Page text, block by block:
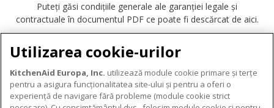
Puteți găsi condițiile generale ale garanției legale și
contractuale în documentul PDF ce poate fi descărcat de aici.
DESCĂRCARE GARANȚIE
Utilizarea cookie-urilor
KitchenAid Europa, Inc. utilizează module cookie primare și terțe
pentru a asigura funcționalitatea site-ului și pentru a oferi o
experiență de navigare fără probleme (module cookie strict